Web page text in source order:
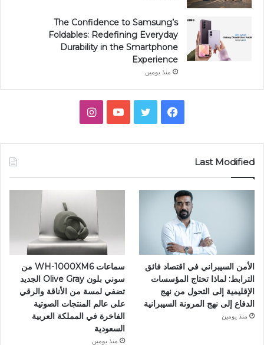
The Confidence to Samsung’s
Foldables: Redefining Everyday
Durability in the Smartphone
Experience
منذ يومين
فيسبوك تويتر يوتيوبانستقرام
Last Modified
الأمن السيبراني في اقتصاد فائق
الترابط: لماذا تحتاج المؤسسات
الإقليمية إلى التحول من نهج
الدفاع إلى نهج المرونة السيبرانية
منذ يومين
سماعات WH-1000XM6 من
سوني بلون Olive Gray الجديد
تضفي لمسة من الأناقة والرقي
على عالم المنتجات الصوتية
الفاخرة في المملكة العربية
السعودية
منذ يومين